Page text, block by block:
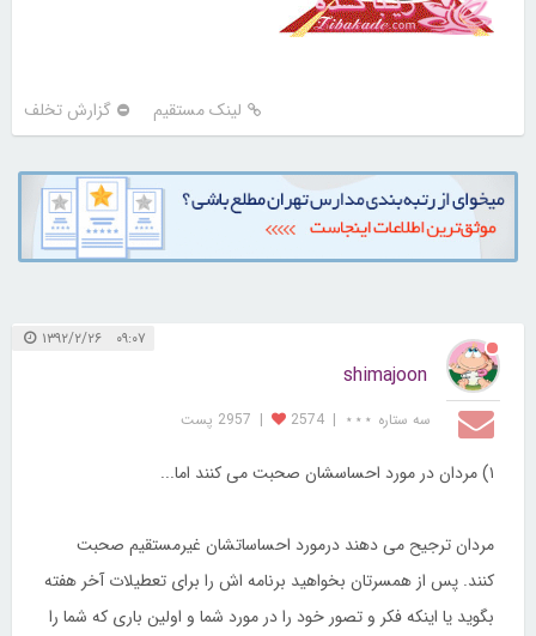
لینک مستقیم گزارش تخلف
۰۹:۰۷ ۱۳۹۲/۲/۲۶
shimajoon
سه ستاره ⋆⋆⋆ |
2574
| 2957 پست
۱) مردان در مورد احساسشان صحبت می کنند اما...
مردان ترجیح می دهند درمورد احساساتشان غیرمستقیم صحبت
کنند. پس از همسرتان بخواهید برنامه اش را برای تعطیلات آخر هفته
بگوید یا اینکه فکر و تصور خود را در مورد شما و اولین باری که شما را